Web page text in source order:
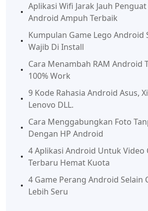
Aplikasi Wifi Jarak Jauh
Android Ampuh Terbaik
Kumpulan Game Lego Android
Wajib Di Install
Cara Menambah RAM Android
100% Work
9 Kode Rahasia Android Asus,
Lenovo DLL.
Cara Menggabungkan Foto
Dengan HP Android
4 Aplikasi Android Untuk Video
Terbaru Hemat Kuota
4 Game Perang Android Selain
Lebih Seru